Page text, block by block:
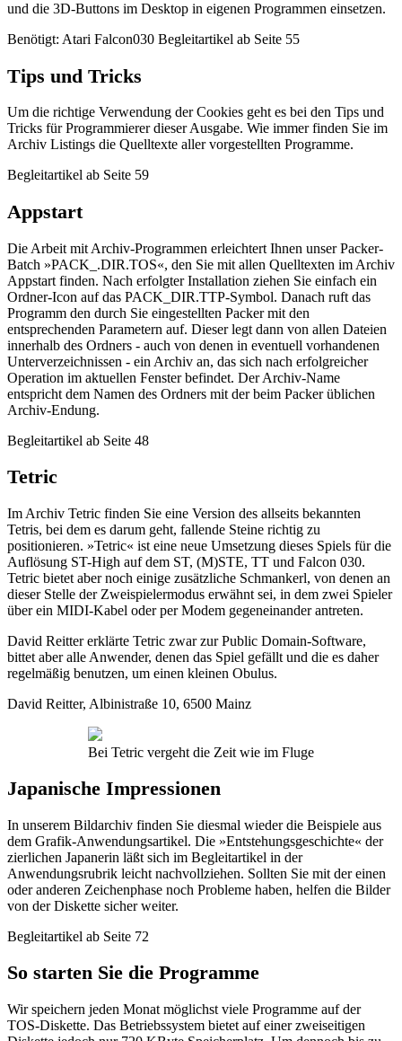
und die 3D-Buttons im Desktop in eigenen Programmen einsetzen.
Benötigt: Atari Falcon030 Begleitartikel ab Seite 55
Tips und Tricks
Um die richtige Verwendung der Cookies geht es bei den Tips und
Tricks für Programmierer dieser Ausgabe. Wie immer finden Sie im
Archiv Listings die Quelltexte aller vorgestellten Programme.
Begleitartikel ab Seite 59
Appstart
Die Arbeit mit Archiv-Programmen erleichtert Ihnen unser Packer-
Batch »PACK_.DIR.TOS«, den Sie mit allen Quelltexten im Archiv
Appstart finden. Nach erfolgter Installation ziehen Sie einfach ein
Ordner-Icon auf das PACK_DIR.TTP-Symbol. Danach ruft das
Programm den durch Sie eingestellten Packer mit den
entsprechenden Parametern auf. Dieser legt dann von allen Dateien
innerhalb des Ordners - auch von denen in eventuell vorhandenen
Unterverzeichnissen - ein Archiv an, das sich nach erfolgreicher
Operation im aktuellen Fenster befindet. Der Archiv-Name
entspricht dem Namen des Ordners mit der beim Packer üblichen
Archiv-Endung.
Begleitartikel ab Seite 48
Tetric
Im Archiv Tetric finden Sie eine Version des allseits bekannten
Tetris, bei dem es darum geht, fallende Steine richtig zu
positionieren. »Tetric« ist eine neue Umsetzung dieses Spiels für die
Auflösung ST-High auf dem ST, (M)STE, TT und Falcon 030.
Tetric bietet aber noch einige zusätzliche Schmankerl, von denen an
dieser Stelle der Zweispielermodus erwähnt sei, in dem zwei Spieler
über ein MIDI-Kabel oder per Modem gegeneinander antreten.
David Reitter erklärte Tetric zwar zur Public Domain-Software,
bittet aber alle Anwender, denen das Spiel gefällt und die es daher
regelmäßig benutzen, um einen kleinen Obulus.
David Reitter, Albinistraße 10, 6500 Mainz
Bei Tetric vergeht die Zeit wie im Fluge
Japanische Impressionen
In unserem Bildarchiv finden Sie diesmal wieder die Beispiele aus
dem Grafik-Anwendungsartikel. Die »Entstehungsgeschichte« der
zierlichen Japanerin läßt sich im Begleitartikel in der
Anwendungsrubrik leicht nachvollziehen. Sollten Sie mit der einen
oder anderen Zeichenphase noch Probleme haben, helfen die Bilder
von der Diskette sicher weiter.
Begleitartikel ab Seite 72
So starten Sie die Programme
Wir speichern jeden Monat möglichst viele Programme auf der
TOS-Diskette. Das Betriebssystem bietet auf einer zweiseitigen